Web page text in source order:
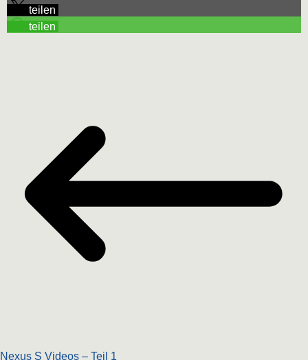
teilen
teilen
Nexus S Videos – Teil 1